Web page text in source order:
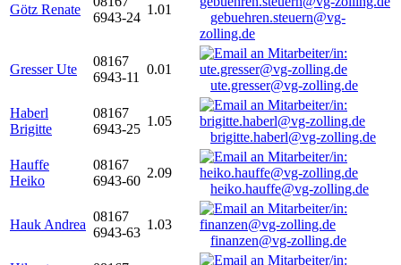
Götz Renate
6943-24
1.01
gebuehren.steuern@vg-
zolling.de
Gresser Ute
08167
6943-11
0.01
ute.gresser@vg-zolling.de
Haberl
Brigitte
08167
6943-25
1.05
brigitte.haberl@vg-zolling.de
Hauffe
Heiko
08167
6943-60
2.09
heiko.hauffe@vg-zolling.de
Hauk Andrea
08167
6943-63
1.03
finanzen@vg-zolling.de